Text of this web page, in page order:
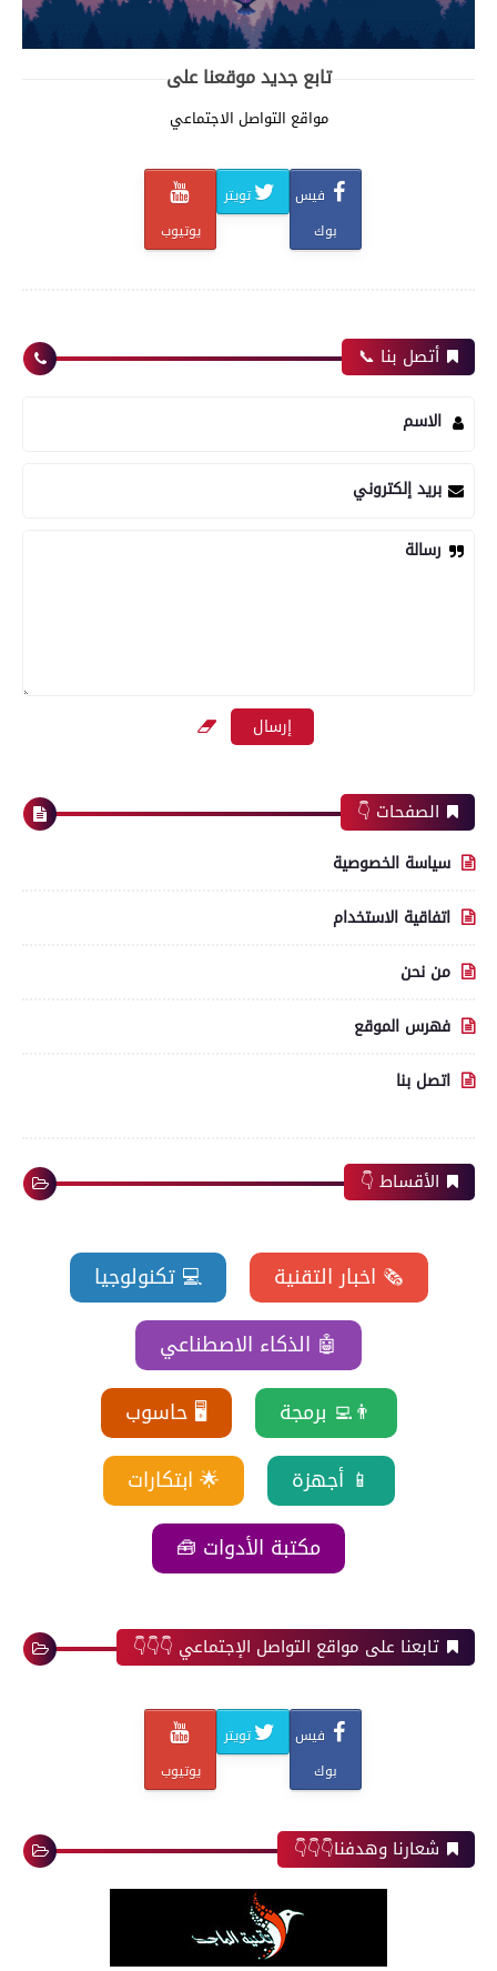
تابع جديد موقعنا على
مواقع التواصل الاجتماعي
فيس
بوك
تويتر
يوتيوب
أتصل بنا 📞
الاسم
بريد إلكتروني
رسالة
الصفحات 👇
سياسة الخصوصية
اتفاقية الاستخدام
من نحن
فهرس الموقع
اتصل بنا
الأقساط 👇
🗞️ اخبار التقنية
💻 تكنولوجيا
🤖 الذكاء الاصطناعي
👨‍💻 برمجة
🖥️ حاسوب
📱 أجهزة
🌟 ابتكارات
مكتبة الأدوات 🧰
تابعنا على مواقع التواصل الإجتماعي 👇👇👇
فيس
بوك
تويتر
يوتيوب
شعارنا وهدفنا👇👇👇